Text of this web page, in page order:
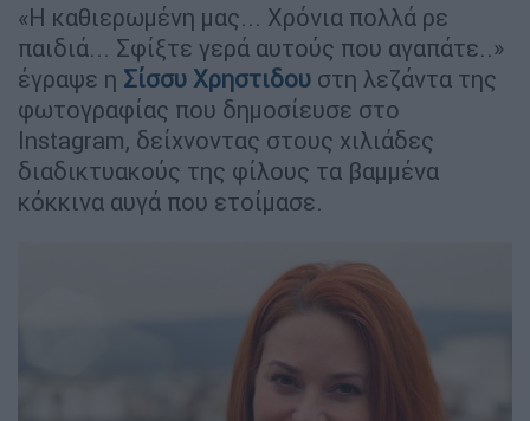
«Η καθιερωμένη μας... Χρόνια πολλά ρε
παιδιά... Σφίξτε γερά αυτούς που αγαπάτε..»
έγραψε η Σίσσυ Χρηστιδου στη λεζάντα της
φωτογραφίας που δημοσίευσε στο
Instagram, δείχνοντας στους χιλιάδες
διαδικτυακούς της φίλους τα βαμμένα
κόκκινα αυγά που ετοίμασε.